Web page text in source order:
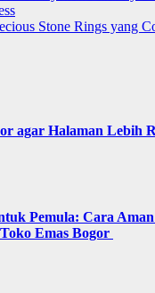
Stone Rings yang
agar Halaman Lebih
Pemula: Cara
Emas Bogor